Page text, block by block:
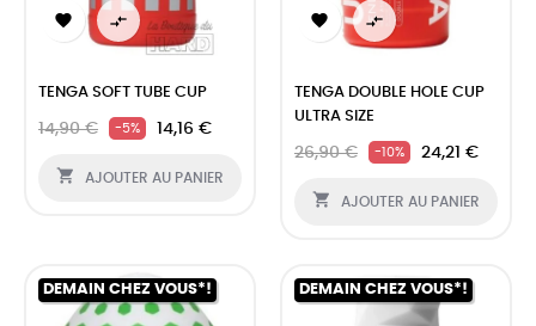
 
TENGA SOFT TUBE CUP
14,90 € -5% 14,16 €
 AJOUTER AU PANIER
 
TENGA DOUBLE HOLE CUP
ULTRA SIZE
26,90 € -10% 24,21 €
 AJOUTER AU PANIER
DEMAIN CHEZ VOUS*! DEMAIN CHEZ VOUS*!